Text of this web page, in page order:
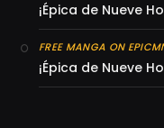
¡Épica de Nueve
FREE MANGA ON
¡Épica de Nueve